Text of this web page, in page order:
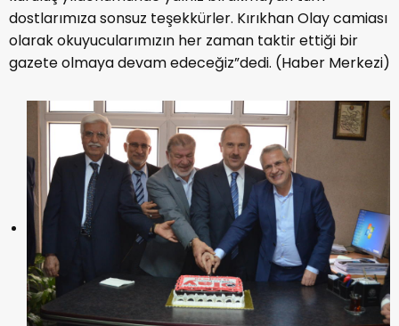
dostlarımıza sonsuz teşekkürler. Kırıkhan Olay camiası
olarak okuyucularımızın her zaman taktir ettiği bir
gazete olmaya devam edeceğiz”dedi. (Haber Merkezi)